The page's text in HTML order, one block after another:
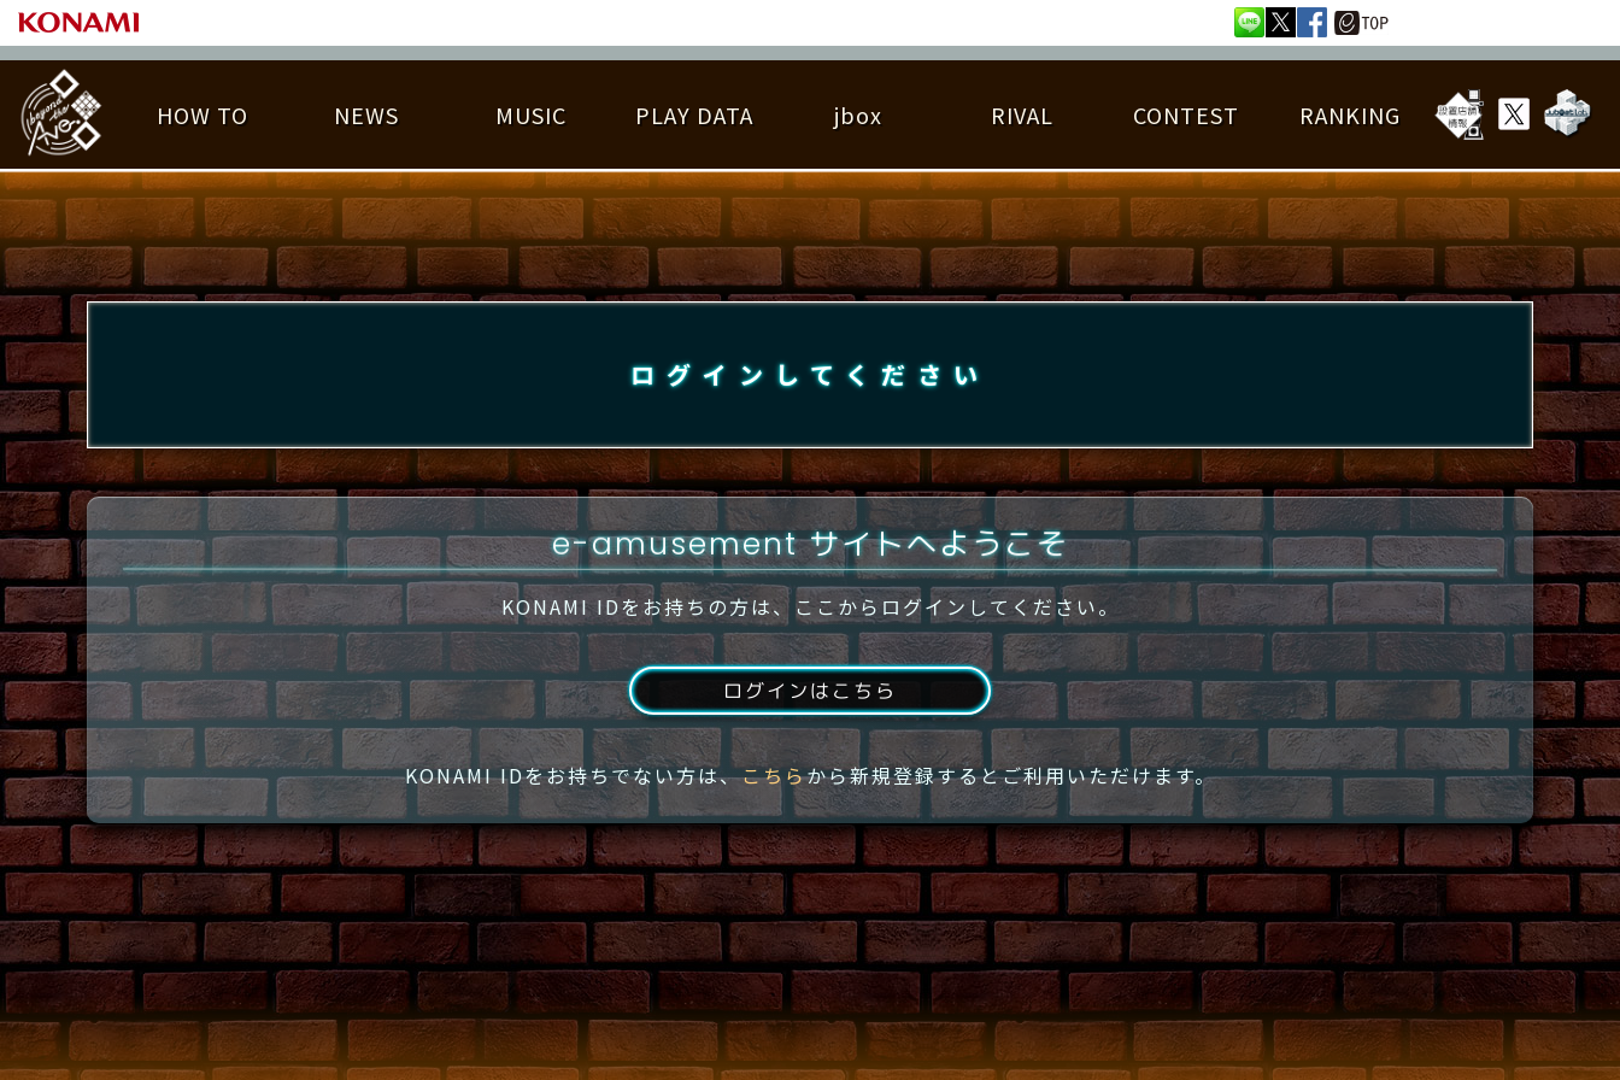
HOW TO
基本の遊び方 遊び方ガイド
NEWS MUSIC
遊べる楽曲 アーティスト紹介
PLAY DATA
PLAY DATA TOP EMBLEM ゆびベル 楽曲データ 詳細楽曲データ
称号 プレー履歴 プレーグラフ ねんごろチャレンジ EDIT譜面
jbox RIVAL
ライバル一覧 逆ライバル一覧 ライバル比較 プレーヤー検索 フレンドリスト
CONTEST
大会参加 大会開催 大会参加情報 大会とは？
RANKING
LICENSE HIT CHART ORIGINAL HIT CHART BEST SCORE RANKING TOTAL BEST SCORE RANKING
ログインしてください
e-amusement サイトへようこそ
KONAMI IDをお持ちの方は、ここからログインしてください。
ログインはこちら
KONAMI IDをお持ちでない方は、こちらから新規登録するとご利用いただけます。